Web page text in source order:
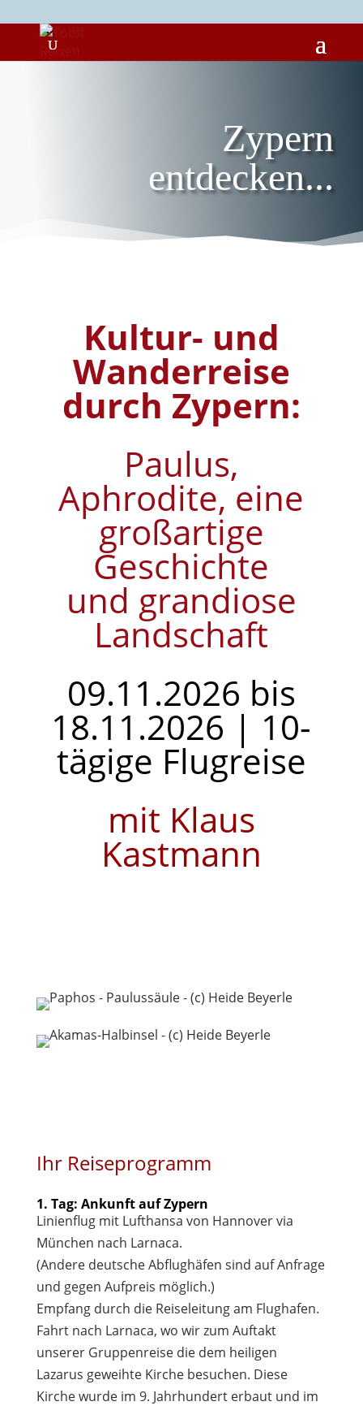
Zypern
entdecken...
Kultur- und
Wanderreise
durch Zypern:
Paulus,
Aphrodite, eine
großartige
Geschichte
und grandiose
Landschaft
09.11.2026 bis
18.11.2026 | 10-
tägige Flugreise
mit Klaus
Kastmann
Ihr Reiseprogramm
1. Tag: Ankunft auf Zypern
Linienflug mit Lufthansa von Hannover via
München nach Larnaca.
(Andere deutsche Abflughäfen sind auf Anfrage
und gegen Aufpreis möglich.)
Empfang durch die Reiseleitung am Flughafen.
Fahrt nach Larnaca, wo wir zum Auftakt
unserer Gruppenreise die dem heiligen
Lazarus geweihte Kirche besuchen. Diese
Kirche wurde im 9. Jahrhundert erbaut und im